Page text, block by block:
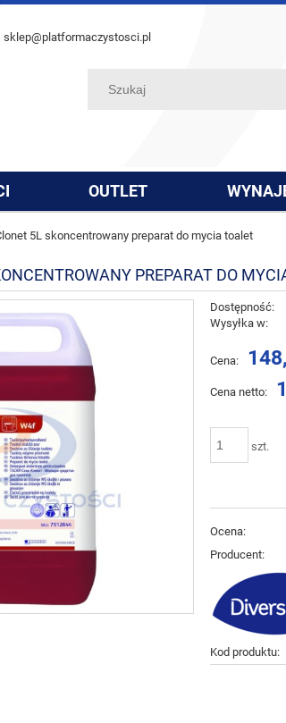
sklep@platformaczystosci.pl
OUTLET
5L skoncentrowany preparat do mycia toalet
PREPARAT DO
Dostępność:
Wysyłka w:
Cena:
Cena netto:
szt.
Ocena:
Producent:
Kod produktu: